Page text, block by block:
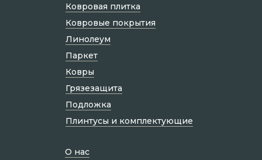
О нас
Ковровая плитка
Ковровые покрытия
Линолеум
Паркет
Ковры
Грязезащита
Подложка
Плинтусы и комплектующие